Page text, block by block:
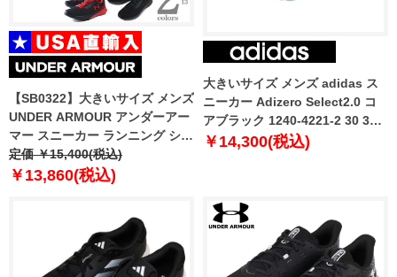
【SB0322】大きいサイズ メンズ
UNDER ARMOUR アンダーアー
マー スニーカー ランニング シュ
ーズ USA直輸入 3026998
定価 ￥15,400(税込)
￥13,860(税込)
大きいサイズ メンズ adidas ス
ニーカー Adizero Select2.0 コ
アブラック 1240-4221-2 30 31
32
￥14,300(税込)